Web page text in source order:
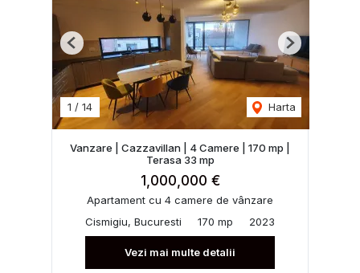
1 / 14 Harta
Previous Next
Vanzare | Cazzavillan | 4 Camere | 170 mp |
Terasa 33 mp
1,000,000 €
Apartament cu 4 camere de vânzare
Cismigiu, Bucuresti
170 mp 2023
Vezi mai multe detalii